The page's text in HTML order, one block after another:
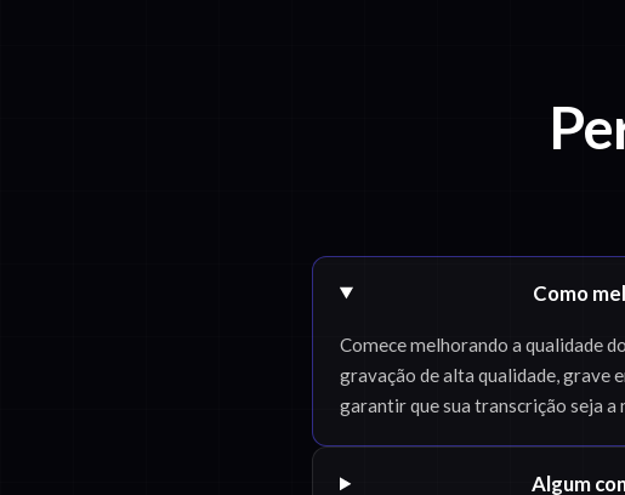
Como
Comece melhorando a qualidade
gravação de alta qualidade, grave
garantir que sua transcrição seja a
Algum